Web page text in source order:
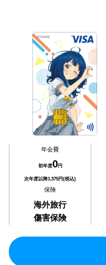
年会費
初年度0円
次年度以降1,375円(税込)
保険
海外旅行
傷害保険